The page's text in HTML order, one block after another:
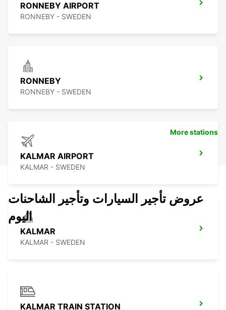
RONNEBY AIRPORT
RONNEBY - SWEDEN
RONNEBY
RONNEBY - SWEDEN
KALMAR AIRPORT
KALMAR - SWEDEN
KALMAR
KALMAR - SWEDEN
KALMAR TRAIN STATION
More stations
عروض تأجير السيارات وتأجير الشاحنات
اليوم